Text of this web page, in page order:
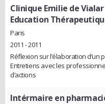
Clinique Emilie de Vialar
Education
Paris
2011 - 2011
Réflexion sur l’élaboration d’un
Entretiens avec les
d’actions
Intérmaire en